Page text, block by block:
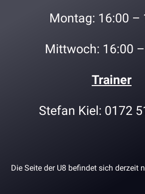
Montag: 16:00 –
Mittwoch: 16:00
Trainer
Stefan Kiel: 0172
Die Seite der U8 befindet sich derzeit